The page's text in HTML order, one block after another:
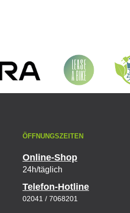
ÖFFNUNGSZEITEN
Online-Shop
24h/täglich
Telefon-Hotline
02041 / 7068201